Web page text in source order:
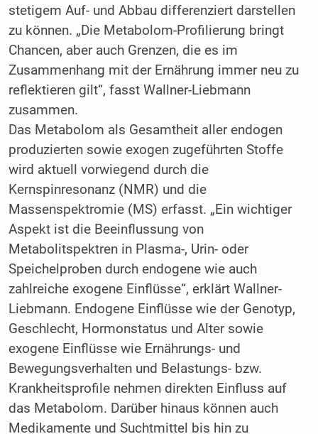
stetigem Auf- und Abbau differenziert darstellen
zu können. „Die Metabolom-Profilierung bringt
Chancen, aber auch Grenzen, die es im
Zusammenhang mit der Ernährung immer neu zu
reflektieren gilt“, fasst Wallner-Liebmann
zusammen.
Das Metabolom als Gesamtheit aller endogen
produzierten sowie exogen zugeführten Stoffe
wird aktuell vorwiegend durch die
Kernspinresonanz (NMR) und die
Massenspektromie (MS) erfasst. „Ein wichtiger
Aspekt ist die Beeinflussung von
Metabolitspektren in Plasma-, Urin- oder
Speichelproben durch endogene wie auch
zahlreiche exogene Einflüsse“, erklärt Wallner-
Liebmann. Endogene Einflüsse wie der Genotyp,
Geschlecht, Hormonstatus und Alter sowie
exogene Einflüsse wie Ernährungs- und
Bewegungsverhalten und Belastungs- bzw.
Krankheitsprofile nehmen direkten Einfluss auf
das Metabolom. Darüber hinaus können auch
Medikamente und Suchtmittel bis hin zu